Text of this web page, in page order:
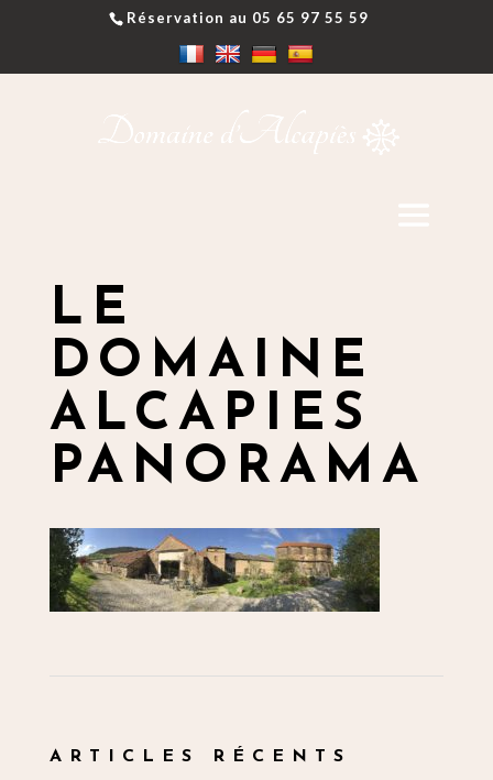
Réservation au 05 65 97 55 59
LE
DOMAINE
ALCAPIES
PANORAMA
ARTICLES RÉCENTS